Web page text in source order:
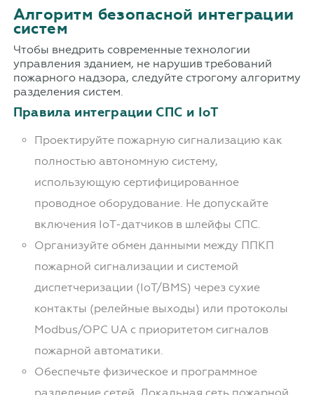
Алгоритм безопасной интеграции
систем
Чтобы внедрить современные технологии
управления зданием, не нарушив требований
пожарного надзора, следуйте строгому алгоритму
разделения систем.
Правила интеграции СПС и IoT
Проектируйте пожарную сигнализацию как
полностью автономную систему,
использующую сертифицированное
проводное оборудование. Не допускайте
включения IoT-датчиков в шлейфы СПС.
Организуйте обмен данными между ППКП
пожарной сигнализации и системой
диспетчеризации (IoT/BMS) через сухие
контакты (релейные выходы) или протоколы
Modbus/OPC UA с приоритетом сигналов
пожарной автоматики.
Обеспечьте физическое и программное